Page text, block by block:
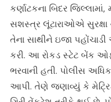
કર્ણાટકના બિદર
સશસ્ત્ર લૂંટારાઓએ સુરક્ષા
તેના સાથીને ઇજા
કરી. આ રોકડ સ્ટેટ બેંક ઓફ
ભરવાની હતી. પોલીસ
આપી. તેણે જણાવ્યું કે